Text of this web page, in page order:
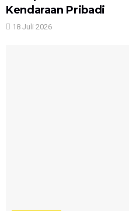
Kendaraan Pribadi
18 Juli 2026